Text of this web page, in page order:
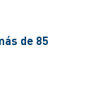
de 85